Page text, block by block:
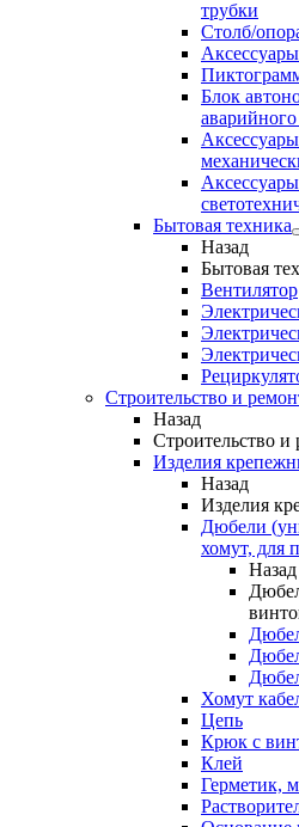
трубки
Столб/
Блок
Бытовая техника
Назад
Бытовая
Вентилятор
Строительство и
Назад
Строительство и
Изделия
Назад
Изделия
Дюбели
хомут, для
Назад
Хомут
Цепь
Крюк с
Клей
Герметик,